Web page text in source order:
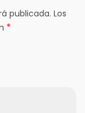
publicada. Los
*